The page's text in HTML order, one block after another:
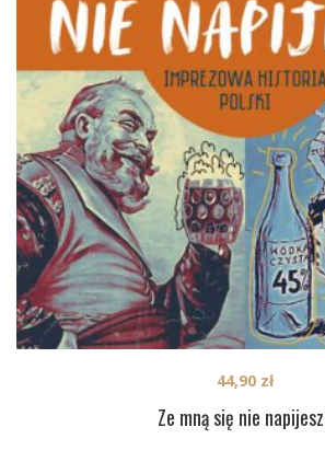
Ze mną się nie
44,90 zł